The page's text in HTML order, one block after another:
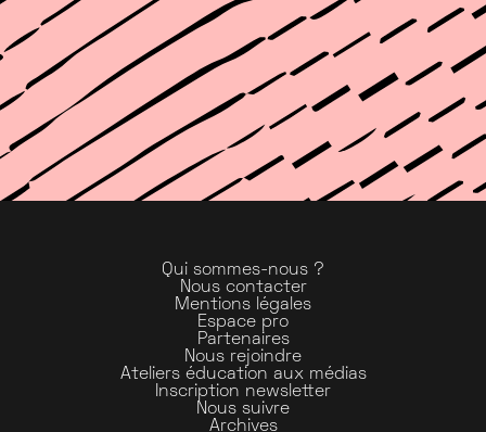
Qui sommes-nous ?
Nous contacter
Mentions légales
Espace pro
Partenaires
Nous rejoindre
Ateliers éducation aux médias
Inscription newsletter
Nous suivre
Archives